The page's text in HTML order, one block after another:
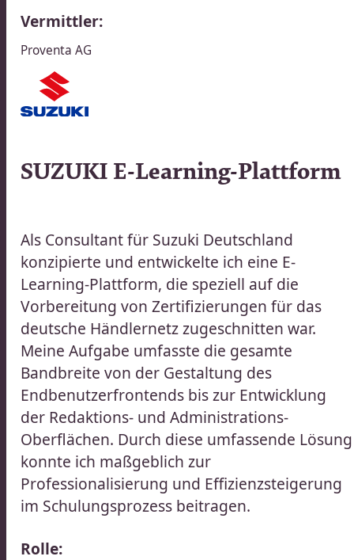
Vermittler:
Proventa AG​​​​‌ ‍ ​‍​‍‌‍ ‌ ​‍‌‍‍‌‌‍‌ ‌‍‍‌‌‍ ‍​‍​‍​ ‍‍​‍​‍‌ ​ ‌‍​‌‌‍ ‍‌‍‍‌‌ ‌​‌ ‍‌​‍ ‍‌‍‍‌‌‍ ​‍​‍​‍ ​​‍​‍‌‍‍​‌ ​‍‌‍‌‌‌‍‌‍​‍​‍​ ‍‍​‍​‍‌‍‍​‌ ‌​‌ ‌​‌ ​​‌ ​ ​ ‍‍​‍ ​‍ ‌ ​ ‌ ‌​‌ ‌‌‌‍‌​‌‍‍‌‌‍ ​‍ ‍‌ ​ ‌‍‌‌‌‍​‍‌‍​‌‌ ​ ‌ ‌​‌‍‍‌‌‍​‌‌‍ ‍​‍ ‌‌ ​ ‌‍ ‌‍‌‍‌ ‌​‌ ‌ ‌‍​‌‌ ​‍‌‍‌‌​‍ ‍‌‍‌​‌‍‌‌​‍ ‌‍‍‌‌‍ ‍‌ ‌​‌‍‌‌‌‍ ‍‌ ‌​​‍ ‌‍‌‌‌‍‌​‌‍‍‌‌ ‌​​‍ ‌‍ ‌‌‍ ‌‍‌​‌‍‌‌​ ‌‌ ​​‌ ​‍‌‍‌‌‌ ​ ‌‍‌‌‌‍ ‍‌ ‌​‌‍​‌‌ ‌​‌‍‍‌‌‍ ‌‍ ‍​ ‍ ‌‍‍‌‌‍‌​​ ‌​ ​‍​ ‌‌‌‍​‍‌‍​‍​ ​​‌‍‌‍‌‍​‌​ ‍‌​‍ ‌​ ‌‍​ ‌‍‌‍‌​​ ​‌​‍ ‌​ ‌​‌‍​‍‌‍​‍​ ‌‌​‍ ‌‌‍​‌​ ‌ ​ ‌‍​ ​ ​‍ ‌​ ‌​‌‍​‍‌‍‌‌‌‍​‌​ ‌​​ ​‌​ ‌​‌‍​ ​ ​ ​ ‌ ‌‍​‌​ ​ ​ ‍ ‌ ‌​‌ ‍‌‌ ​​‌‍‌‌​ ‌‌‍​ ‌‍ ‌‍ ‌‌ ​​‌‍​‌‌‍ ‍‌ ‍‌​ ‍ ‌ ​​‌‍​‌‌ ‌​‌‍‍​​ ‌‌‍ ‍‌‍​‌‌‍ ‌‌‍‌‌​ ‌‍​‍‌‍​‌‌ ​ ‌‍‌‌‌‌‌‌‌ ​‍‌‍ ​​ ‌‌‍‍​‌ ‌​‌ ‌​‌ ​​‌ ​ ​‍‌‌​ ​ ‌​​‌​‍‌‌​ ​‍‌​‌‍​‍‌‌​ ​‍‌​‌‍‌ ​ ‌ ‌​‌ ‌‌‌‍‌​‌‍‍‌‌‍ ​‍ ‍‌ ​ ‌‍‌‌‌‍​‍‌‍​‌‌ ​ ‌ ‌​‌‍‍‌‌‍​‌‌‍ ‍​‍ ‌‌ ​ ‌‍ ‌‍‌‍‌ ‌​‌ ‌ ‌‍​‌‌ ​‍‌‍‌‌​‍ ‍‌‍‌​‌‍‌‌​‍‌‍‌‍‍‌‌‍‌​​ ‌​ ​‍​ ‌‌‌‍​‍‌‍​‍​ ​​‌‍‌‍‌‍​‌​ ‍‌​‍ ‌​ ‌‍​ ‌‍‌‍‌​​ ​‌​‍ ‌​ ‌​‌‍​‍‌‍​‍​ ‌‌​‍ ‌‌‍​‌​ ‌ ​ ‌‍​ ​ ​‍ ‌​ ‌​‌‍​‍‌‍‌‌‌‍​‌​ ‌​​ ​‌​ ‌​‌‍​ ​ ​ ​ ‌ ‌‍​‌​ ​ ​‍‌‍‌ ‌​‌ ‍‌‌ ​​‌‍‌‌​ ‌‌‍​ ‌‍ ‌‍ ‌‌ ​​‌‍​‌‌‍ ‍‌ ‍‌​‍‌‍‌ ​​‌‍​‌‌ ‌​‌‍‍​​ ‌‌‍ ‍‌‍​‌‌‍ ‌‌‍‌‌​‍‌‍‌ ​​‌‍‌‌‌ ​‍‌ ​ ‌ ​​‌‍‌‌‌‍​ ‌ ‌​‌‍‍‌‌ ‌‍‌‍‌‌​ ‌‌ ​​‌ ‌‌‌‍​‍‌‍ ​‌‍‍‌‌ ​ ‌‍‍​‌‍‌‌‌‍‌​​‍​‍‌ ‌
SUZUKI E-Learning-Plattform​​​​‌ ‍ ​‍​‍‌‍ ‌ ​‍‌‍‍‌‌‍‌ ‌‍‍‌‌‍ ‍​‍​‍​ ‍‍​‍​‍‌ ​ ‌‍​‌‌‍ ‍‌‍‍‌‌ ‌​‌ ‍‌​‍ ‍‌‍‍‌‌‍ ​‍​‍​‍ ​​‍​‍‌‍‍​‌ ​‍‌‍‌‌‌‍‌‍​‍​‍​ ‍‍​‍​‍‌‍‍​‌ ‌​‌ ‌​‌ ​​‌ ​ ​ ‍‍​‍ ​‍ ‌ ​ ‌ ‌​‌ ‌‌‌‍‌​‌‍‍‌‌‍ ​‍ ‍‌ ​ ‌‍‌‌‌‍​‍‌‍​‌‌ ​ ‌ ‌​‌‍‍‌‌‍​‌‌‍ ‍​‍ ‌‌ ​ ‌‍ ‌‍‌‍‌ ‌​‌ ‌ ‌‍​‌‌ ​‍‌‍‌‌​‍ ‍‌‍‌​‌‍‌‌​‍ ‌‍‍‌‌‍ ‍‌ ‌​‌‍‌‌‌‍ ‍‌ ‌​​‍ ‌‍‌‌‌‍‌​‌‍‍‌‌ ‌​​‍ ‌‍ ‌‌‍ ‌‍‌​‌‍‌‌​ ‌‌ ​​‌ ​‍‌‍‌‌‌ ​ ‌‍‌‌‌‍ ‍‌ ‌​‌‍​‌‌ ‌​‌‍‍‌‌‍ ‌‍ ‍​ ‍ ‌‍‍‌‌‍‌​​ ‌‌‍​‌​ ​ ​ ​ ​ ​‌​ ​‍​ ‌‌​ ‌‍​ ​​​‍ ‌‌‍​‌​ ​ ​ ‌‌‌‍‌‍​‍ ‌​ ‌​​ ‌‌​ ‍‌​ ​‍​‍ ‌​ ‍‌​ ​‍​ ​ ‌‍​ ​‍ ‌‌‍​ ​ ‍‌‌‍‌‌​ ​‌​ ​‍‌‍​‌​ ‌‍​ ‍​​ ‌‌​ ‌‍​ ​‌​ ​‍​ ‍ ‌ ‌​‌ ‍‌‌ ​​‌‍‌‌​ ‌‌ ​​‌ ​‍‌‍ ‌‍‍‍‌‍‌‌‌‍​ ‌ ‌​​ ‍ ‌ ​​‌‍​‌‌ ‌​‌‍‍​​ ‌‌ ‌​‌‍‍‌‌ ‌​‌‍ ​‌‍‌‌​‍‌‌​ ‌‌‌​​‍‌‌ ‌‍‍ ‌‍‌‌‌ ‍‌​‍‌‌​ ​ ‌​‌​​‍‌‌​ ​ ‌​‌​​‍‌‌​ ​‍​ ​‍‌‍‌​‌‍‌‌​‍‌‌​ ​‍​ ​‍​‍‌‌​ ‌‌‌​‌​​‍ ‍‌ ‌‍‌‍​‌‌‍ ​‌ ‌‌‌‍‌‌​ ‌‍​‍‌‍​‌‌ ​ ‌‍‌‌‌‌‌‌‌ ​‍‌‍ ​​ ‌‌‍‍​‌ ‌​‌ ‌​‌ ​​‌ ​ ​‍‌‌​ ​ ‌​​‌​‍‌‌​ ​‍‌​‌‍​‍‌‌​ ​‍‌​‌‍‌ ​ ‌ ‌​‌ ‌‌‌‍‌​‌‍‍‌‌‍ ​‍ ‍‌ ​ ‌‍‌‌‌‍​‍‌‍​‌‌ ​ ‌ ‌​‌‍‍‌‌‍​‌‌‍ ‍​‍ ‌‌ ​ ‌‍ ‌‍‌‍‌ ‌​‌ ‌ ‌‍​‌‌ ​‍‌‍‌‌​‍ ‍‌‍‌​‌‍‌‌​‍‌‍‌‍‍‌‌‍‌​​ ‌‌‍​‌​ ​ ​ ​ ​ ​‌​ ​‍​ ‌‌​ ‌‍​ ​​​‍ ‌‌‍​‌​ ​ ​ ‌‌‌‍‌‍​‍ ‌​ ‌​​ ‌‌​ ‍‌​ ​‍​‍ ‌​ ‍‌​ ​‍​ ​ ‌‍​ ​‍ ‌‌‍​ ​ ‍‌‌‍‌‌​ ​‌​ ​‍‌‍​‌​ ‌‍​ ‍​​ ‌‌​ ‌‍​ ​‌​ ​‍​‍‌‍‌ ‌​‌ ‍‌‌ ​​‌‍‌‌​ ‌‌ ​​‌ ​‍‌‍ ‌‍‍‍‌‍‌‌‌‍​ ‌ ‌​​‍‌‍‌ ​​‌‍​‌‌ ‌​‌‍‍​​ ‌‌ ‌​‌‍‍‌‌ ‌​‌‍ ​‌‍‌‌​‍‌‌​ ‌‌‌​​‍‌‌ ‌‍‍ ‌‍‌‌‌ ‍‌​‍‌‌​ ​ ‌​‌​​‍‌‌​ ​ ‌​‌​​‍‌‌​ ​‍​ ​‍‌‍‌​‌‍‌‌​‍‌‌​ ​‍​ ​‍​‍‌‌​ ‌‌‌​‌​​‍ ‍‌ ‌‍‌‍​‌‌‍ ​‌ ‌‌‌‍‌‌​‍‌‍‌ ​​‌‍‌‌‌ ​‍‌ ​ ‌ ​​‌‍‌‌‌‍​ ‌ ‌​‌‍‍‌‌ ‌‍‌‍‌‌​ ‌‌ ​​‌ ‌‌‌‍​‍‌‍ ​‌‍‍‌‌ ​ ‌‍‍​‌‍‌‌‌‍‌​​‍​‍‌ ‌
Rolle:
Als Consultant für Suzuki Deutschland
konzipierte und entwickelte ich eine E-
Learning-Plattform, die speziell auf die
Vorbereitung von Zertifizierungen für das
deutsche Händlernetz zugeschnitten war.
Meine Aufgabe umfasste die gesamte
Bandbreite von der Gestaltung des
Endbenutzerfrontends bis zur Entwicklung
der Redaktions- und Administrations-
Oberflächen. Durch diese umfassende Lösung
konnte ich maßgeblich zur
Professionalisierung und Effizienzsteigerung
im Schulungsprozess beitragen.​​​​‌ ‍ ​‍​‍‌‍ ‌ ​‍‌‍‍‌‌‍‌ ‌‍‍‌‌‍ ‍​‍​‍​ ‍‍​‍​‍‌ ​ ‌‍​‌‌‍ ‍‌‍‍‌‌ ‌​‌ ‍‌​‍ ‍‌‍‍‌‌‍ ​‍​‍​‍ ​​‍​‍‌‍‍​‌ ​‍‌‍‌‌‌‍‌‍​‍​‍​ ‍‍​‍​‍‌‍‍​‌ ‌​‌ ‌​‌ ​​‌ ​ ​ ‍‍​‍ ​‍ ‌ ​ ‌ ‌​‌ ‌‌‌‍‌​‌‍‍‌‌‍ ​‍ ‍‌ ​ ‌‍‌‌‌‍​‍‌‍​‌‌ ​ ‌ ‌​‌‍‍‌‌‍​‌‌‍ ‍​‍ ‌‌ ​ ‌‍ ‌‍‌‍‌ ‌​‌ ‌ ‌‍​‌‌ ​‍‌‍‌‌​‍ ‍‌‍‌​‌‍‌‌​‍ ‌‍‍‌‌‍ ‍‌ ‌​‌‍‌‌‌‍ ‍‌ ‌​​‍ ‌‍‌‌‌‍‌​‌‍‍‌‌ ‌​​‍ ‌‍ ‌‌‍ ‌‍‌​‌‍‌‌​ ‌‌ ​​‌ ​‍‌‍‌‌‌ ​ ‌‍‌‌‌‍ ‍‌ ‌​‌‍​‌‌ ‌​‌‍‍‌‌‍ ‌‍ ‍​ ‍ ‌‍‍‌‌‍‌​​ ‌‌‍​‌​ ​ ​ ​ ​ ​‌​ ​‍​ ‌‌​ ‌‍​ ​​​‍ ‌‌‍​‌​ ​ ​ ‌‌‌‍‌‍​‍ ‌​ ‌​​ ‌‌​ ‍‌​ ​‍​‍ ‌​ ‍‌​ ​‍​ ​ ‌‍​ ​‍ ‌‌‍​ ​ ‍‌‌‍‌‌​ ​‌​ ​‍‌‍​‌​ ‌‍​ ‍​​ ‌‌​ ‌‍​ ​‌​ ​‍​ ‍ ‌ ‌​‌ ‍‌‌ ​​‌‍‌‌​ ‌‌ ​​‌ ​‍‌‍ ‌‍‍‍‌‍‌‌‌‍​ ‌ ‌​​ ‍ ‌ ​​‌‍​‌‌ ‌​‌‍‍​​ ‌‌‍‌​‌‍‌‌‌ ​ ‌‍​ ‌ ​‍‌‍‍‌‌ ​​‌ ‌​‌‍‍‌‌‍ ‌‍ ‍​‍‌‌​ ‌‌‌​​‍‌‌ ‌‍‍ ‌‍‌‌‌ ‍‌​‍‌‌​ ​ ‌​‌​​‍‌‌​ ​ ‌​‌​​‍‌‌​ ​‍​ ​‍‌‍‌​‌‍‌‌​‍‌‌​ ​‍​ ​‍​‍‌‌​ ‌‌‌​‌​​‍ ‍‌ ‌‍‌‍​‌‌‍ ​‌ ‌‌‌‍‌‌​ ‌‍​‍‌‍​‌‌ ​ ‌‍‌‌‌‌‌‌‌ ​‍‌‍ ​​ ‌‌‍‍​‌ ‌​‌ ‌​‌ ​​‌ ​ ​‍‌‌​ ​ ‌​​‌​‍‌‌​ ​‍‌​‌‍​‍‌‌​ ​‍‌​‌‍‌ ​ ‌ ‌​‌ ‌‌‌‍‌​‌‍‍‌‌‍ ​‍ ‍‌ ​ ‌‍‌‌‌‍​‍‌‍​‌‌ ​ ‌ ‌​‌‍‍‌‌‍​‌‌‍ ‍​‍ ‌‌ ​ ‌‍ ‌‍‌‍‌ ‌​‌ ‌ ‌‍​‌‌ ​‍‌‍‌‌​‍ ‍‌‍‌​‌‍‌‌​‍‌‍‌‍‍‌‌‍‌​​ ‌‌‍​‌​ ​ ​ ​ ​ ​‌​ ​‍​ ‌‌​ ‌‍​ ​​​‍ ‌‌‍​‌​ ​ ​ ‌‌‌‍‌‍​‍ ‌​ ‌​​ ‌‌​ ‍‌​ ​‍​‍ ‌​ ‍‌​ ​‍​ ​ ‌‍​ ​‍ ‌‌‍​ ​ ‍‌‌‍‌‌​ ​‌​ ​‍‌‍​‌​ ‌‍​ ‍​​ ‌‌​ ‌‍​ ​‌​ ​‍​‍‌‍‌ ‌​‌ ‍‌‌ ​​‌‍‌‌​ ‌‌ ​​‌ ​‍‌‍ ‌‍‍‍‌‍‌‌‌‍​ ‌ ‌​​‍‌‍‌ ​​‌‍​‌‌ ‌​‌‍‍​​ ‌‌‍‌​‌‍‌‌‌ ​ ‌‍​ ‌ ​‍‌‍‍‌‌ ​​‌ ‌​‌‍‍‌‌‍ ‌‍ ‍​‍‌‌​ ‌‌‌​​‍‌‌ ‌‍‍ ‌‍‌‌‌ ‍‌​‍‌‌​ ​ ‌​‌​​‍‌‌​ ​ ‌​‌​​‍‌‌​ ​‍​ ​‍‌‍‌​‌‍‌‌​‍‌‌​ ​‍​ ​‍​‍‌‌​ ‌‌‌​‌​​‍ ‍‌ ‌‍‌‍​‌‌‍ ​‌ ‌‌‌‍‌‌​‍‌‍‌ ​​‌‍‌‌‌ ​‍‌ ​ ‌ ​​‌‍‌‌‌‍​ ‌ ‌​‌‍‍‌‌ ‌‍‌‍‌‌​ ‌‌ ​​‌ ‌‌‌‍​‍‌‍ ​‌‍‍‌‌ ​ ‌‍‍​‌‍‌‌‌‍‌​​‍​‍‌ ‌